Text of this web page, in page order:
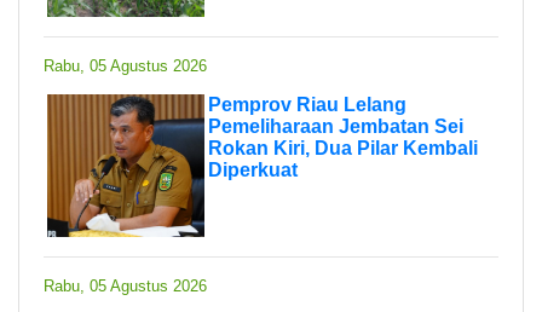
Rabu, 05 Agustus 2026
Pemprov Riau Lelang
Pemeliharaan Jembatan Sei
Rokan Kiri, Dua Pilar Kembali
Diperkuat
Rabu, 05 Agustus 2026